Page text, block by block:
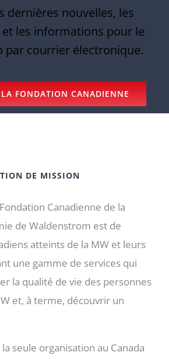
dernières nouvelles, les
les informations pour le
par courrier électronique.
FONDATION CANADIENNE
DE MISSION
Canadienne de la
de Waldenstrom est de
atteints de la MW et leurs
une gamme de services qui
la qualité de vie des personnes
et, à terme, découvrir un
seule organisation au Canada